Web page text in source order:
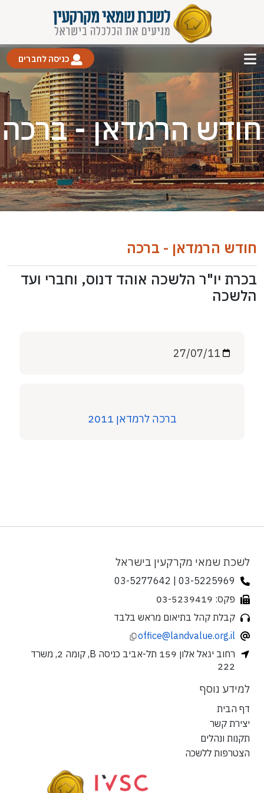
כניסה לחברים
חודש הרמדאן - ברכה
חודש הרמדאן - ברכה
בכרת יו"ר הלשכה אוהד דנוס, וחברי ועד
הלשכה
ברכה לרמדאן 2011
לשכת שמאי מקרקעין בישראל
03-5225969 | 03-5277642
פקס: 03-5239419
קבלת קהל בתיאום מראש בלבד
office@landvalue.org.il
רחוב יגאל אלון 159 תל-אביב כניסה B, קומה 2, משרד
222
למידע נוסף
דף הבית
יצירת קשר
תקנות ונהלים
הצטרפות ללשכה